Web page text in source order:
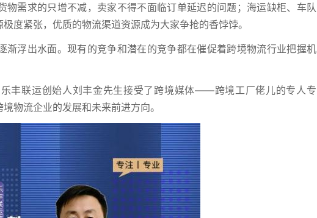
物需求的只增不减，卖家不得不面临订单延迟的问题；海运缺柜、车队
度紧张，优质的物流渠道资源成为大家争抢的香饽饽。
渐浮出水面。现有的竞争和潜在的竞争都在催促着跨境物流行业把握机
丰联运创始人刘丰金先生接受了跨境媒体——跨境工厂佬儿的专人专
物流企业的发展和未来前进方向。